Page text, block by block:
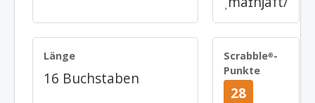
Länge
16 Buchstaben
Scrabble®-
Punkte
28